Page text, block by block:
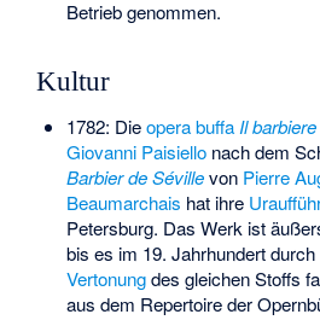
Betrieb genommen.
Kultur
1782: Dieopera buffa Il
Giovanni Paisiellonach dem
Barbier de Sévillevon Pierre
Beaumarchais hat ihre
Petersburg. Das Werk ist
bis es im 19. Jahrhundert durch
Vertonungdes gleichen Stoffs
aus dem Repertoire der